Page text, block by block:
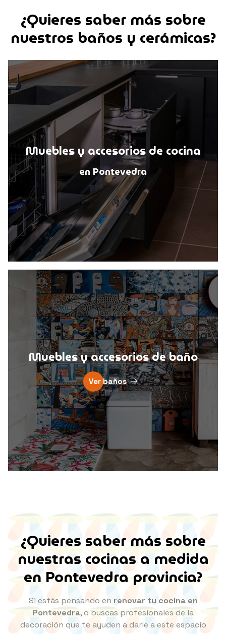
¿Quieres saber más sobre
nuestros baños y cerámicas?
Muebles y accesorios de cocina
en Pontevedra
Muebles y accesoriosde baño
Ver baños
¿Quieres saber más sobre
nuestras cocinas a medida
enPontevedra provincia?
Si estás pensando en renovar tu cocina en
Pontevedra, o buscas profesionales de la
decoración que te ayuden a darle a este espacio